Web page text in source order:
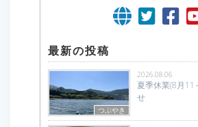
最新の投稿
つぶやき
2026.08.06
夏季休業(8月11
せ